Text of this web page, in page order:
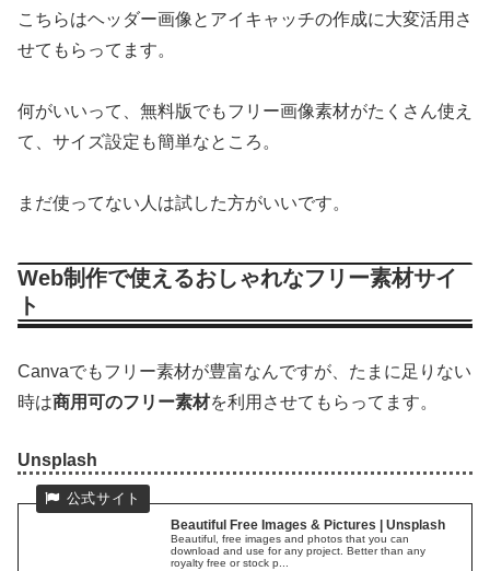
こちらはヘッダー画像とアイキャッチの作成に大変活用さ
せてもらってます。
何がいいって、無料版でもフリー画像素材がたくさん使え
て、サイズ設定も簡単なところ。
まだ使ってない人は試した方がいいです。
Web制作で使えるおしゃれなフリー素材サイ
ト
Canvaでもフリー素材が豊富なんですが、たまに足りない
時は商用可のフリー素材を利用させてもらってます。
Unsplash
Beautiful Free Images & Pictures | Unsplash
Beautiful, free images and photos that you can
download and use for any project. Better than any
royalty free or stock p...